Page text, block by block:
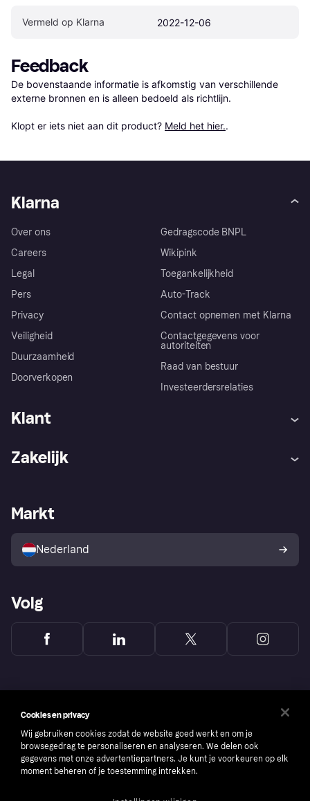
Vermeld op Klarna 2022-12-06
Feedback
De bovenstaande informatie is afkomstig van verschillende
externe bronnen en is alleen bedoeld als richtlijn.
Klopt er iets niet aan dit product? Meld het hier..
Klarna
Over ons
Careers
Legal
Pers
Privacy
Veiligheid
Duurzaamheid
Doorverkopen
Gedragscode BNPL
Wikipink
Toegankelijkheid
Auto-Track
Contact opnemen met Klarna
Contactgegevens voor
autoriteiten
Raad van bestuur
Investeerdersrelaties
Klant
Winkeloverzicht
Kopersbescherming voor
consumenten
Zakelijk
Zakelijke login
Markt
Nederland
Volg
Cookies en privacy
Wij gebruiken cookies zodat de website goed werkt en om je
browsegedrag te personaliseren en analyseren. We delen ook
gegevens met onze advertentiepartners. Je kunt je voorkeuren op elk
moment beheren of je toestemming intrekken.